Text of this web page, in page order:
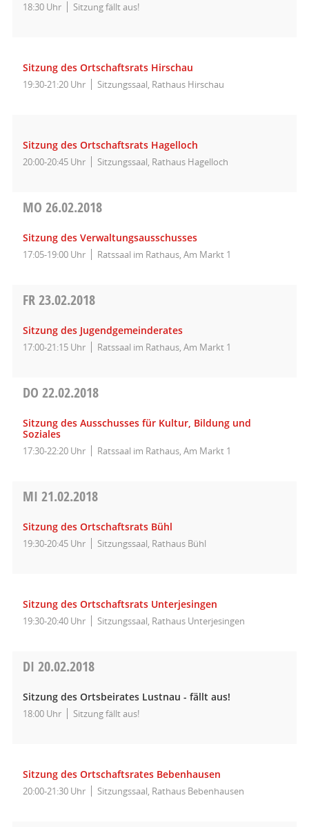
18:30 Uhr Sitzung fällt aus!
Sitzung des Ortschaftsrats Hirschau
19:30-21:20 Uhr Sitzungssaal, Rathaus Hirschau
Sitzung des Ortschaftsrats Hagelloch
20:00-20:45 Uhr Sitzungssaal, Rathaus Hagelloch
MO 26.02.2018
Sitzung des Verwaltungsausschusses
17:05-19:00 Uhr Ratssaal im Rathaus, Am Markt 1
FR23.02.2018
Sitzung des Jugendgemeinderates
17:00-21:15 Uhr Ratssaal im Rathaus, Am Markt 1
DO 22.02.2018
Sitzung des Ausschusses für Kultur, Bildung und
Soziales
17:30-22:20 Uhr Ratssaal im Rathaus, Am Markt 1
MI 21.02.2018
Sitzung des Ortschaftsrats Bühl
19:30-20:45 Uhr Sitzungssaal, Rathaus Bühl
Sitzung des Ortschaftsrats Unterjesingen
19:30-20:40 Uhr Sitzungssaal, Rathaus Unterjesingen
DI 20.02.2018
Sitzung des Ortsbeirates Lustnau - fällt aus!
18:00 Uhr Sitzung fällt aus!
Sitzung des Ortschaftsrates Bebenhausen
20:00-21:30 Uhr Sitzungssaal, Rathaus Bebenhausen